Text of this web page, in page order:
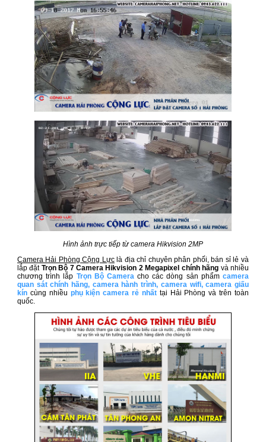
Hình ảnh trực tiếp từ camera Hikvision 2MP
Camera Hải Phòng Cộng Lựclà địa chỉ chuyên phân phối, bán sỉ lẻ và
lắp đặt Trọn Bộ 7 Camera Hikvision 2 Megapixel​ chính hãng và nhiều
chương trình lắp Trọn Bộ Cameracho các dòng sản phẩm camera
quan sát chính hãng, camera hành trình, camera wifi, camera giấu
kíncùng nhiều phụ kiện camera rẻ nhấttại Hải Phòng và trên toàn
quốc.